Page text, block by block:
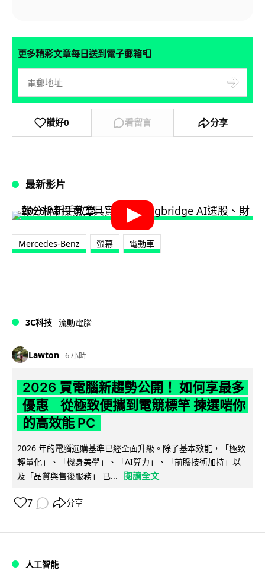
更多精彩文章每日送到電子郵箱📮
讚好0 看留言 分享
最新影片
Mercedes-Benz 螢幕 電動車
3C科技 流動電腦
Lawton 6 小時
2026 買電腦新趨勢公開！ 如何享最多
優惠 從極致便攜到電競標竿 揀選啱你
的高效能 PC
2026 年的電腦選購基準已經全面升級。除了基本效能，「極致
輕量化」、「機身美學」、「AI算力」、「前瞻技術加持」以
及「品質與售後服務」 已...
閱讀全文
7 分享
人工智能